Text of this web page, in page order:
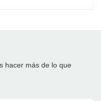
hacer más de lo que